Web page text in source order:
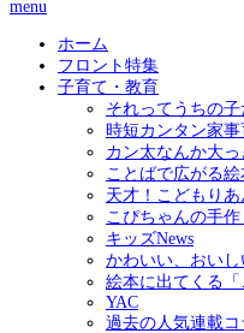
menu
ホーム
フロント特集
子育て・教育
それってうちの子
時短カンタン家事
カン太なんか大っ
ことばで広がる
天才！こどもりあ
こぴちゃんの手
キッズNews
かわいい、おい
絵本に出てくる
YAC
過去の人気連載コ